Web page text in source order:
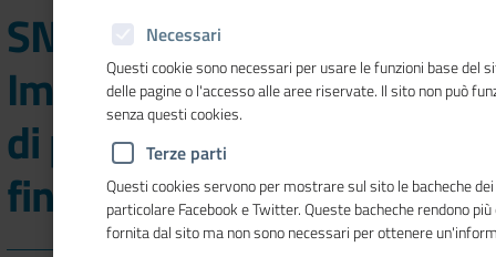
SNI-Servizio Nuove
Imprese: tornano i colloqui
di primo orientamento,
fino al 19 settembre
Necessari
Questi cookie sono necessari per usare le funzioni base del
delle pagine o l'accesso alle aree riservate. Il sito non può
senza questi cookies.
Terze parti
Questi cookies servono per mostrare sul sito le bacheche
particolare Facebook e Twitter. Queste bacheche rendono
fornita dal sito ma non sono necessari per ottenere